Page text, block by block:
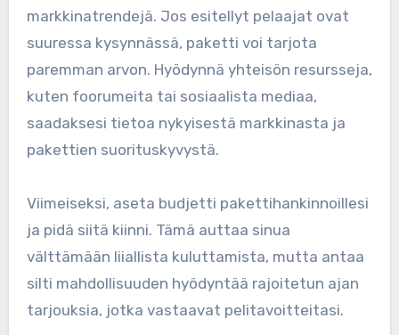
markkinatrendejä. Jos esitellyt pelaajat ovat
suuressa kysynnässä, paketti voi tarjota
paremman arvon. Hyödynnä yhteisön resursseja,
kuten foorumeita tai sosiaalista mediaa,
saadaksesi tietoa nykyisestä markkinasta ja
pakettien suorituskyvystä.
Viimeiseksi, aseta budjetti pakettihankinnoillesi
ja pidä siitä kiinni. Tämä auttaa sinua
välttämään liiallista kuluttamista, mutta antaa
silti mahdollisuuden hyödyntää rajoitetun ajan
tarjouksia, jotka vastaavat pelitavoitteitasi.